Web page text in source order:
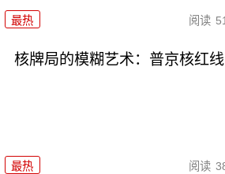
最热 阅读
核牌局的模糊艺术：普京核红线
最热 阅读